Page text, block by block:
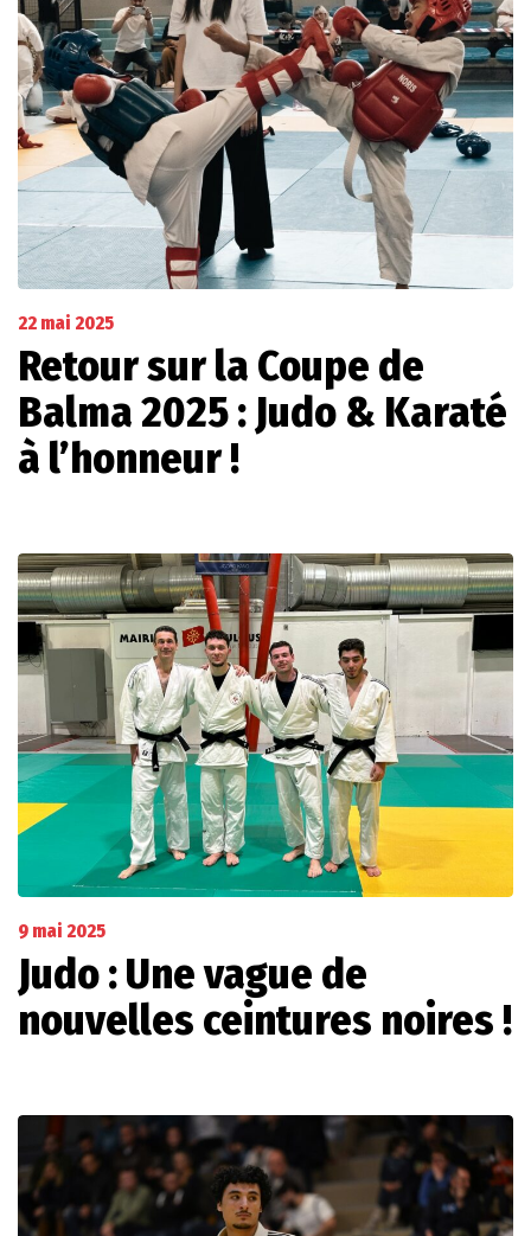
22 mai 2025
Retour sur la Coupe de
Balma 2025 : Judo & Karaté
à l’honneur !
9 mai 2025
Judo : Une vague de
nouvelles ceintures noires !